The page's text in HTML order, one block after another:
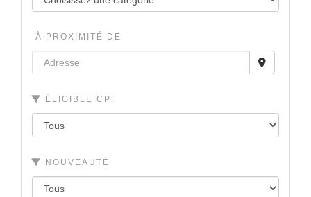
À PROXIMITÉ DE
ÉLIGIBLE CPF
NOUVEAUTÉ